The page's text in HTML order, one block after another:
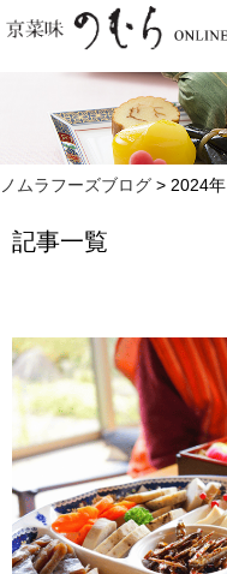
ノムラフーズブログ > 2024年
記事一覧